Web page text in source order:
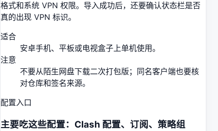
格式和系统 VPN 权限。导入成功后，还要确认状态栏是否
真的出现 VPN 标识。
适合
安卓手机、平板或电视盒子上单机使用。
注意
不要从陌生网盘下载二次打包版；同名客户端也要核
对仓库和签名来源。
配置入口
主要吃这些配置：Clash 配置、订阅、策略组